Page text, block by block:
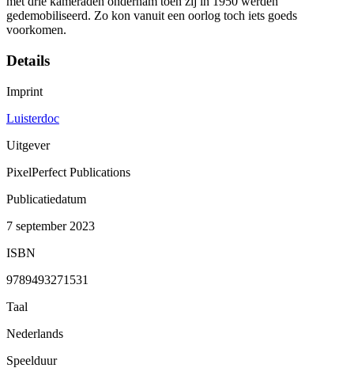
gedemobiliseerd. Zo kon vanuit een oorlog toch iets goeds
voorkomen.
Details
Imprint
Luisterdoc
Uitgever
PixelPerfect Publications
Publicatiedatum
7 september 2023
ISBN
9789493271531
Taal
Nederlands
Speelduur